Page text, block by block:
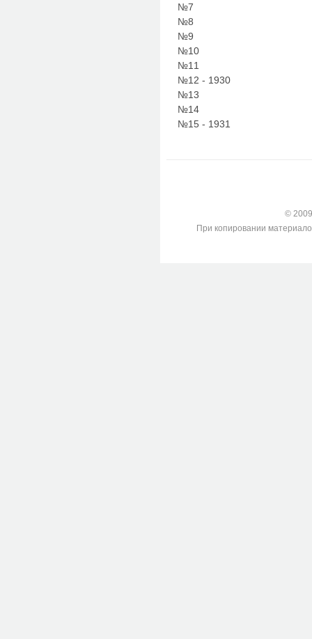
№7
№8
№9
№10
№11
№12 - 1930
№13
№14
№15 - 1931
©
При копировании